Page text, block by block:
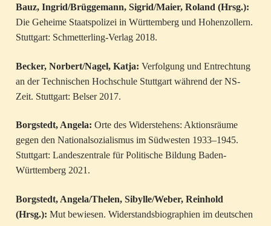
Bauz, Ingrid/Brüggemann, Sigrid/Maier, Roland (Hrsg.):
Die Geheime Staatspolizei in Württemberg und Hohenzollern.
Stuttgart: Schmetterling-Verlag 2018.
Becker, Norbert/Nagel, Katja: Verfolgung und Entrechtung
an der Technischen Hochschule Stuttgart während der NS-
Zeit. Stuttgart: Belser 2017.
Borgstedt, Angela: Orte des Widerstehens: Aktionsräume
gegen den Nationalsozialismus im Südwesten 1933–1945.
Stuttgart: Landeszentrale für Politische Bildung Baden-
Württemberg 2021.
Borgstedt, Angela/Thelen, Sibylle/Weber, Reinhold
(Hrsg.): Mut bewiesen. Widerstandsbiographien im deutschen